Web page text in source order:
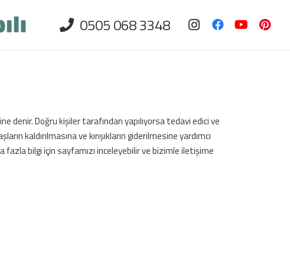
0505 068 3348
denir. Doğru kişiler tarafından yapılıyorsa tedavi edici ve
kaldırılmasına ve kırışıkların giderilmesine yardımcı
bilgi için sayfamızı inceleyebilir ve bizimle iletişime